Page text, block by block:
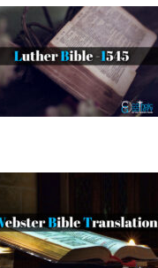
Luther
October 17,
October 11,